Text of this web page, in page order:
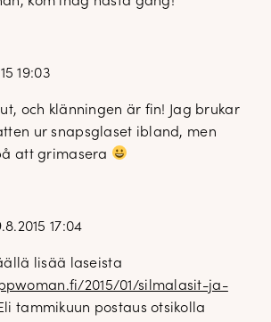
19:03
och klänningen är fin! Jag brukar
ur snapsglaset ibland, men
att grimasera
17:04
lisää laseista
2015/01/silmalasit-ja-
tammikuun postaus otsikolla